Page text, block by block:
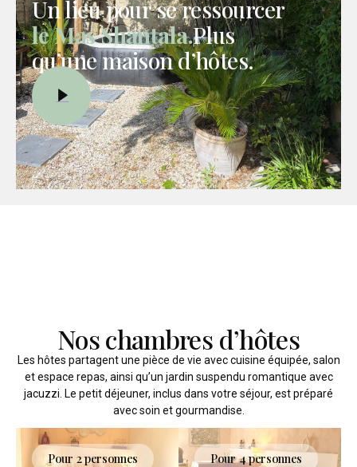
Un lieu pour se ressourcer
le Mas Shantala.Plus
qu’une maison d’hôtes.
Nos chambres d’hôtes
Les hôtes partagent une pièce de vie avec cuisine équipée, salon
et espace repas, ainsi qu’un jardin suspendu romantique avec
jacuzzi. Le petit déjeuner, inclus dans votre séjour, est préparé
avec soin et gourmandise.
Pour 2 personnes Pour 4 personnes